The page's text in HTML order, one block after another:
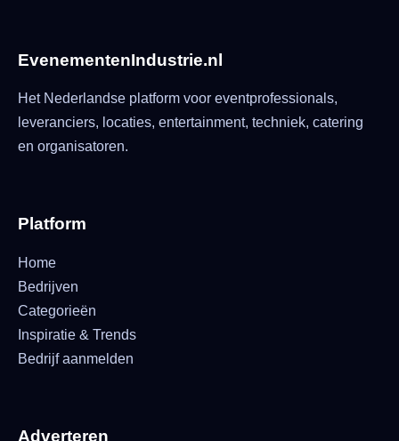
EvenementenIndustrie.nl
Het Nederlandse platform voor eventprofessionals,
leveranciers, locaties, entertainment, techniek, catering
en organisatoren.
Platform
Home
Bedrijven
Categorieën
Inspiratie & Trends
Bedrijf aanmelden
Adverteren